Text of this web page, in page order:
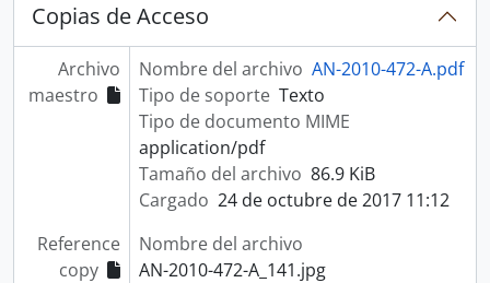
Copias de Acceso
Archivo
maestro
Nombre del archivo AN-2010-472-A.pdf
Tipo de soporte Texto
Tipo de documento MIME
application/pdf
Tamaño del archivo 86.9 KiB
Cargado 24 de octubre de 2017 11:12
Reference
copy
Nombre del archivo
AN-2010-472-A_141.jpg